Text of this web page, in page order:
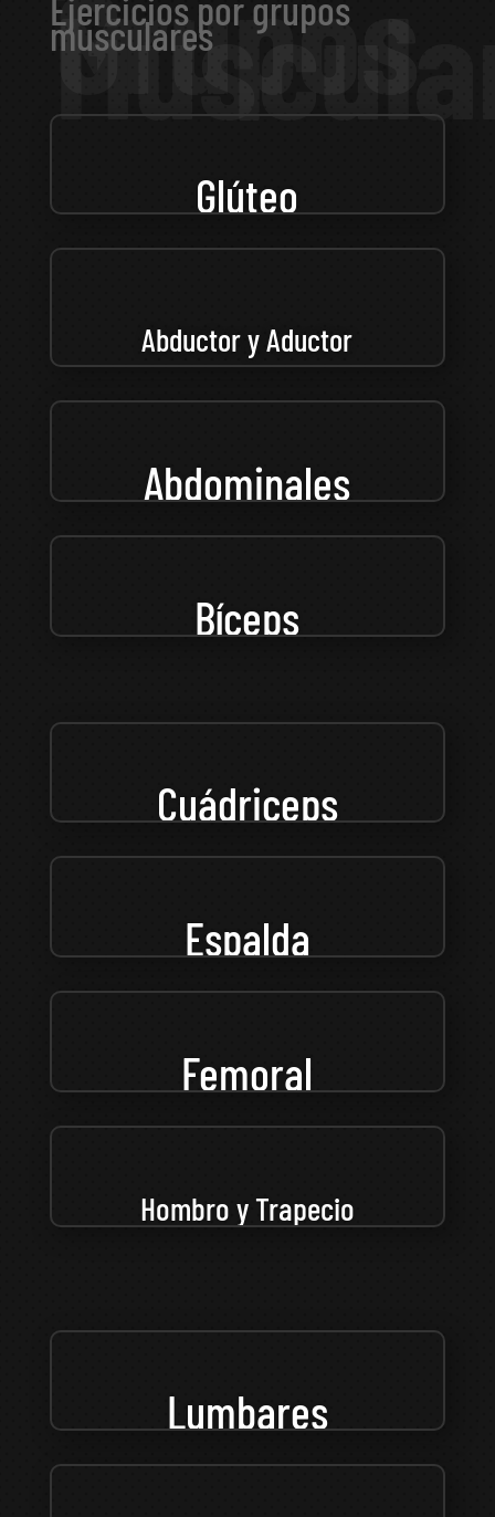
musculares
Glúteo
Abductor y Aductor
Abdominales
Bíceps
Cuádriceps
Espalda
Femoral
Hombro y Trapecio
Lumbares